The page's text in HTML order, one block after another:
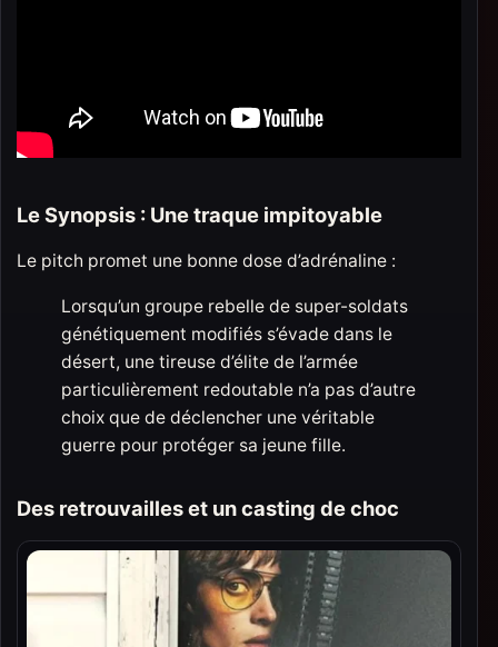
Le Synopsis : Une traque impitoyable
Le pitch promet une bonne dose d’adrénaline :
Lorsqu’un groupe rebelle de super-soldats
génétiquement modifiés s’évade dans le
désert, une tireuse d’élite de l’armée
particulièrement redoutable n’a pas d’autre
choix que de déclencher une véritable
guerre pour protéger sa jeune fille.
Des retrouvailles et un casting de choc